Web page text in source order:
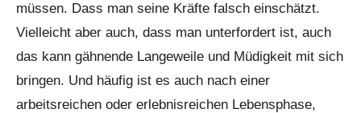
müssen. Dass man seine Kräfte falsch einschätzt.
Vielleicht aber auch, dass man unterfordert ist, auch
das kann gähnende Langeweile und Müdigkeit mit sich
bringen. Und häufig ist es auch nach einer
arbeitsreichen oder erlebnisreichen Lebensphase,